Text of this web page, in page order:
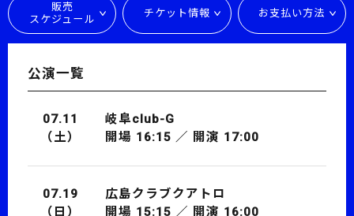
販売
スケジュール
チケット情報 お支払い方法
公演一覧
07.11
（土）
岐阜club-G
開場 16:15 ／ 開演 17:00
07.19
（日）
広島クラブクアトロ
開場 15:15 ／ 開演 16:00